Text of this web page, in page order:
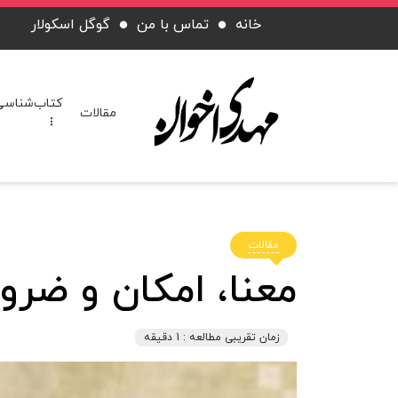
خانه تماس با من گوگل اسکولار
مقالات
مقالات
معنا، امكان و
زمان تقریبی مطالعه : 1 دقیقه